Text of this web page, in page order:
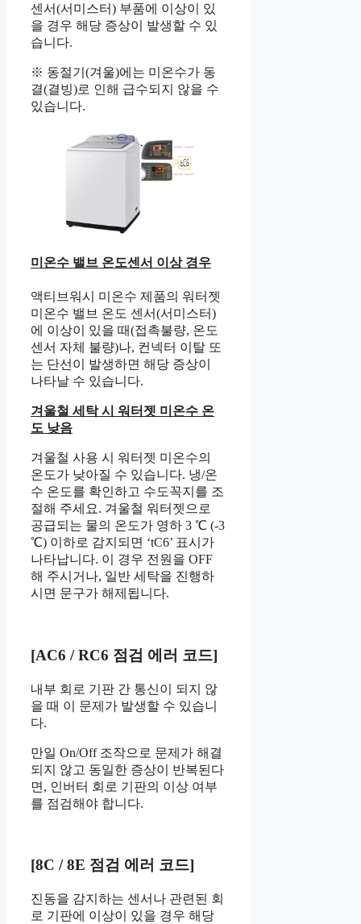
센서(서미스터) 부품에 이상이 있
을 경우 해당 증상이 발생할 수 있
습니다.
※ 동절기(겨울)에는 미온수가 동
결(결빙)로 인해 급수되지 않을 수
있습니다.
미온수 밸브 온도센서 이상 경우
액티브워시 미온수 제품의 워터젯
미온수 밸브 온도 센서(서미스터)
에 이상이 있을 때(접촉불량, 온도
센서 자체 불량)나, 컨넥터 이탈 또
는 단선이 발생하면 해당 증상이
나타날 수 있습니다.
겨울철 세탁 시 워터젯 미온수 온
도 낮음
겨울철 사용 시 워터젯 미온수의
온도가 낮아질 수 있습니다. 냉/온
수 온도를 확인하고 수도꼭지를 조
절해 주세요. 겨울철 워터젯으로
공급되는 물의 온도가 영하 3 ℃ (-3
℃) 이하로 감지되면 ‘tC6’ 표시가
나타납니다. 이 경우 전원을 OFF
해 주시거나, 일반 세탁을 진행하
시면 문구가 해제됩니다.
[AC6 / RC6 점검 에러 코드]
내부 회로 기판 간 통신이 되지 않
을 때 이 문제가 발생할 수 있습니
다.
만일 On/Off 조작으로 문제가 해결
되지 않고 동일한 증상이 반복된다
면, 인버터 회로 기판의 이상 여부
를 점검해야 합니다.
[8C / 8E 점검 에러 코드]
진동을 감지하는 센서나 관련된 회
로 기판에 이상이 있을 경우 해당